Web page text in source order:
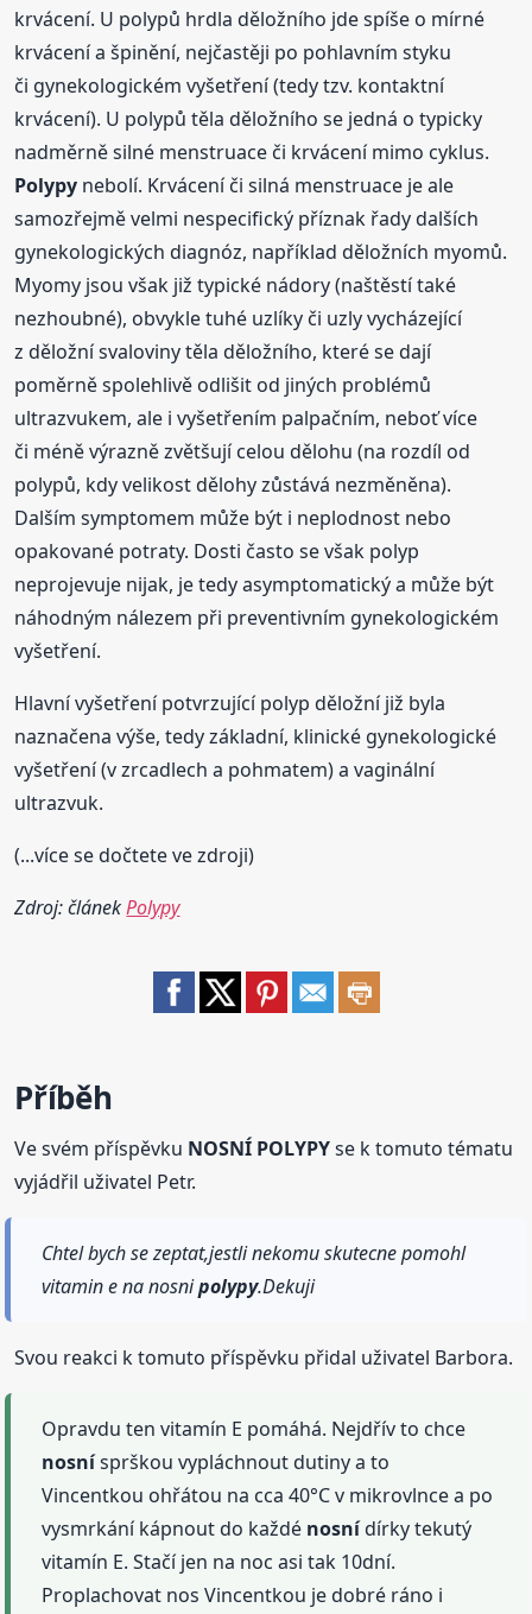
krvácení. U polypů hrdla děložního jde spíše o mírné
krvácení a špinění, nejčastěji po pohlavním styku
či gynekologickém vyšetření (tedy tzv. kontaktní
krvácení). U polypů těla děložního se jedná o typicky
nadměrně silné menstruace či krvácení mimo cyklus.
Polypy nebolí. Krvácení či silná menstruace je ale
samozřejmě velmi nespecifický příznak řady dalších
gynekologických diagnóz, například děložních myomů.
Myomy jsou však již typické nádory (naštěstí také
nezhoubné), obvykle tuhé uzlíky či uzly vycházející
z děložní svaloviny těla děložního, které se dají
poměrně spolehlivě odlišit od jiných problémů
ultrazvukem, ale i vyšetřením palpačním, neboť více
či méně výrazně zvětšují celou dělohu (na rozdíl od
polypů, kdy velikost dělohy zůstává nezměněna).
Dalším symptomem může být i neplodnost nebo
opakované potraty. Dosti často se však polyp
neprojevuje nijak, je tedy asymptomatický a může být
náhodným nálezem při preventivním gynekologickém
vyšetření.
Hlavní vyšetření potvrzující polyp děložní již byla
naznačena výše, tedy základní, klinické gynekologické
vyšetření (v zrcadlech a pohmatem) a vaginální
ultrazvuk.
(...více se dočtete ve zdroji)
Zdroj: článekPolypy
Příběh
Ve svém příspěvku NOSNÍ POLYPYse k tomuto tématu
vyjádřil uživatel Petr.
Chtel bych se zeptat,jestli nekomu skutecne pomohl
vitamin e na nosnipolypy.Dekuji
Svou reakci k tomuto příspěvku přidal uživatel Barbora.
Opravdu ten vitamín E pomáhá. Nejdřív to chce
nosnísprškou vypláchnout dutiny a to
Vincentkou ohřátou na cca 40°C v mikrovlnce a po
vysmrkání kápnout do každé nosnídírky tekutý
vitamín E. Stačí jen na noc asi tak 10dní.
Proplachovat nos Vincentkou je dobré ráno i